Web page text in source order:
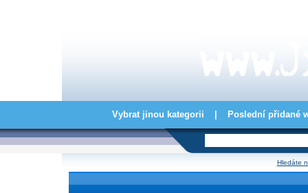
Vybrat jinou kategorii Poslední přidané
Hledáte